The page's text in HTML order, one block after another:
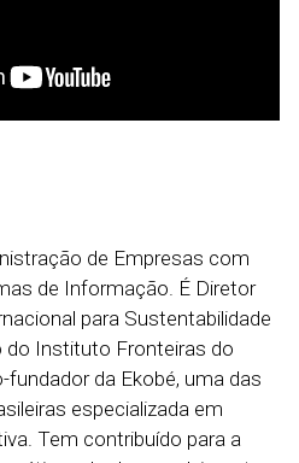
de Empresas com
de Informação. É Diretor
para Sustentabilidade
do Instituto Fronteiras do
da Ekobé, uma das
especializada em
Tem contribuído para a